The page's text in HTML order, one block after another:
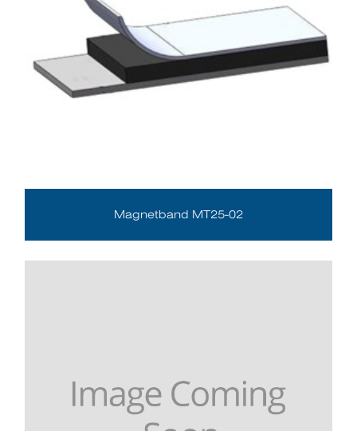
Magnetband MT25-02